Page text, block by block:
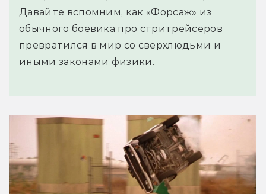
Давайте вспомним, как «Форсаж» из
обычного боевика про стритрейсеров
превратился в мир со сверхлюдьми и
иными законами физики.